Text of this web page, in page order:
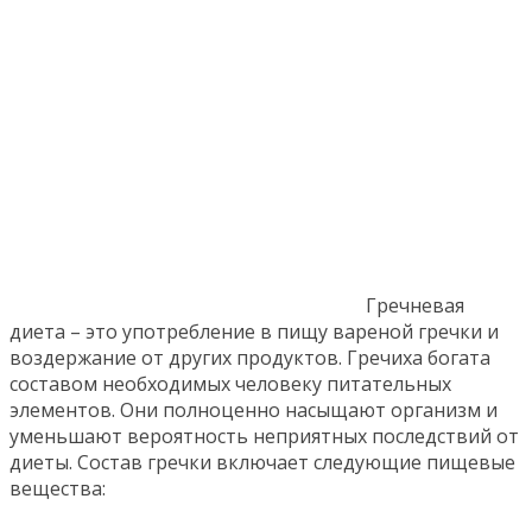
Гречневая
диета – это употребление в пищу вареной гречки и
воздержание от других продуктов. Гречиха богата
составом необходимых человеку питательных
элементов. Они полноценно насыщают организм и
уменьшают вероятность неприятных последствий от
диеты. Состав гречки включает следующие пищевые
вещества: